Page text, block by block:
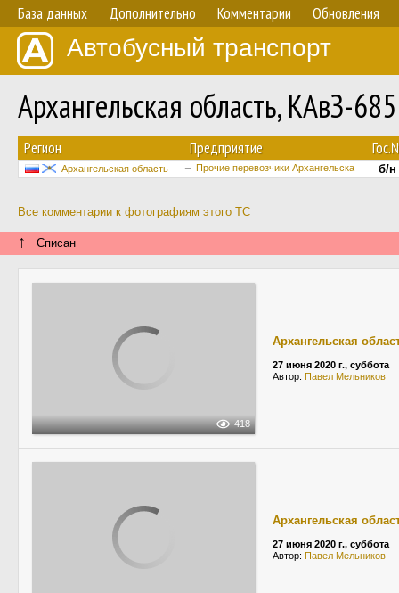
База данных Дополнительно Комментарии Обновления
Автобусный транспорт
Архангельская область, КАвЗ-
Регион Предприятие
Архангельская область Прочие перевозчики Архангельска б/н
Все комментарии к фотографиям этого ТС
↑ Списан
418
Архангельская
27 июня 2020 г., суббота
Автор: Павел Мельников
Архангельская
27 июня 2020 г., суббота
Автор: Павел Мельников